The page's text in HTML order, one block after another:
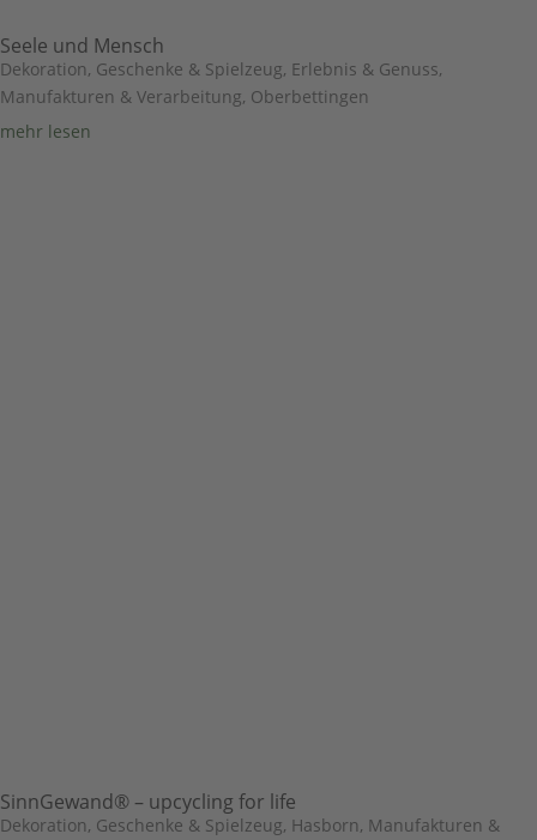
Seele und Mensch
Dekoration, Geschenke & Spielzeug, Erlebnis & Genuss,
Manufakturen & Verarbeitung, Oberbettingen
mehr lesen
SinnGewand® – upcycling for life
Dekoration, Geschenke & Spielzeug, Hasborn, Manufakturen &